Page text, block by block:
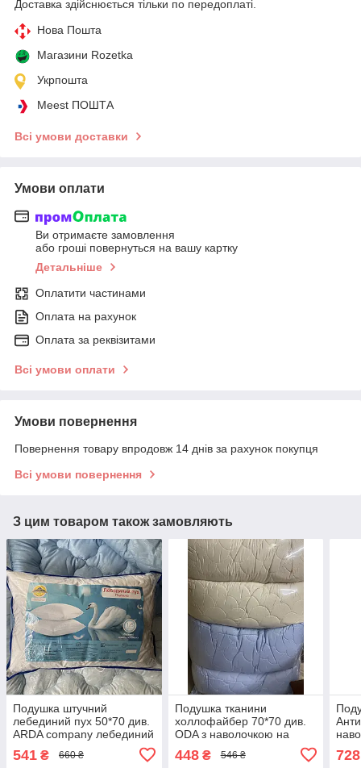
Доставка здійснюється тільки по передоплаті.
Нова Пошта
Магазини Rozetka
Укрпошта
Meest ПОШТА
Всі умови доставки
Умови оплати
Ви отримаєте замовлення
або гроші повернуться на вашу картку
Детальніше
Оплатити частинами
Оплата на рахунок
Оплата за реквізитами
Всі умови оплати
Умови повернення
Повернення товару впродовж 14 днів за рахунок покупця
Всі умови повернення
З цим товаром також замовляють
Подушка штучний
лебединий пух 50*70 див.
ARDA company лебединий
пух. Чохол 100% бавовна
541 ₴ 660 ₴
Подушка тканини
холлофайбер 70*70 див.
ODA з наволочкою на
448₴ 546 ₴
для
728